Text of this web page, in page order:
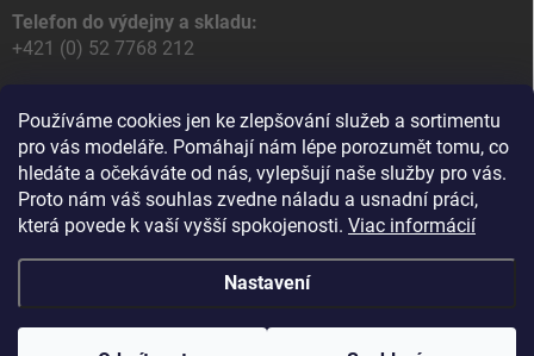
Používáme cookies jen ke zlepšování služeb a sortimentu
pro vás modeláře. Pomáhají nám lépe porozumět tomu, co
hledáte a očekáváte od nás, vylepšují naše služby pro vás.
Proto nám váš souhlas zvedne náladu a usnadní práci,
která povede k vaší vyšší spokojenosti. Viac informácií
Nastavení
Telefon do výdejny a skladu:
+421 (0) 52 7768 212
HT model
Na letisko 49
058 01 Poprad
Slovenská Republika
Copyright 2026HT model. Všechna práva vyhrazena.Upravit nastavení